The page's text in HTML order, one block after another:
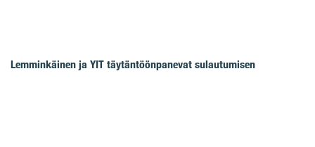
Lemminkäinen ja YIT täytäntöönpanevat sulautumisen